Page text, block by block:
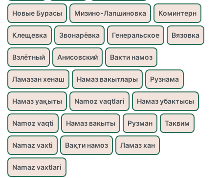
Новые Бурасы Мизино-Лапшиновка Коминтерн
Клещевка Звонарёвка Генеральское Вязовка
Взлётный Анисовский Вакти намоз
Ламазан хенаш Намаз вакытлары Рузнама
Намаз уақыты Namoz vaqtlari Намаз убактысы
Namoz vaqti Намаз вакыты Рузман Таквим
Namaz vaxti Вақти намоз Ламаз хан
Namaz vaxtlari